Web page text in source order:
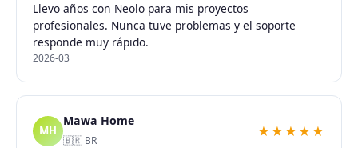
Llevo años con Neolo para mis proyectos
profesionales. Nunca tuve problemas y el soporte
responde muy rápido.
2026-03
MH
Mawa Home
🇧🇷 BR
★★★★★